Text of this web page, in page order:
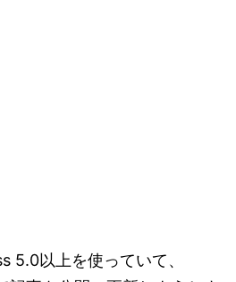
5.0以上を使っていて、